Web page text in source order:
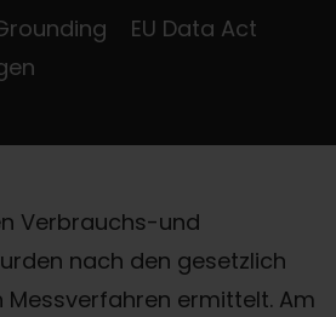
EU Data Act
Verbrauchs-und
nach den gesetzlich
ermittelt. Am